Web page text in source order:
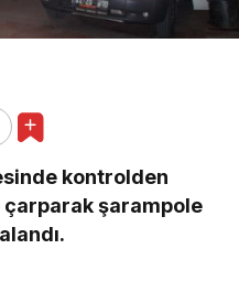
kontrolden
çarparak şarampole